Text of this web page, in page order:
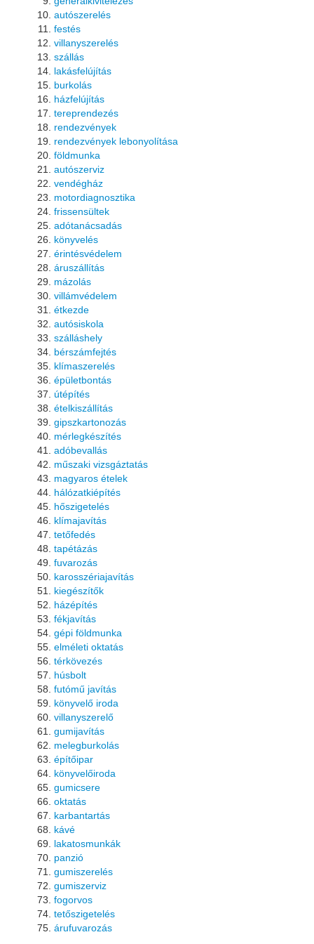
autószerelés
festés
villanyszerelés
szállás
lakásfelújítás
burkolás
házfelújítás
tereprendezés
rendezvények
rendezvények lebonyolítása
földmunka
autószerviz
vendégház
motordiagnosztika
frissensültek
adótanácsadás
könyvelés
érintésvédelem
áruszállítás
mázolás
villámvédelem
étkezde
autósiskola
szálláshely
bérszámfejtés
klímaszerelés
épületbontás
útépítés
ételkiszállítás
gipszkartonozás
mérlegkészítés
adóbevallás
műszaki vizsgáztatás
magyaros ételek
hálózatkiépítés
hőszigetelés
klímajavítás
tetőfedés
tapétázás
fuvarozás
karosszériajavítás
kiegészítők
házépítés
fékjavítás
gépi földmunka
elméleti oktatás
térkövezés
húsbolt
futómű javítás
könyvelő iroda
villanyszerelő
gumijavítás
melegburkolás
építőipar
könyvelőiroda
gumicsere
oktatás
karbantartás
kávé
lakatosmunkák
panzió
gumiszerelés
gumiszerviz
fogorvos
tetőszigetelés
árufuvarozás